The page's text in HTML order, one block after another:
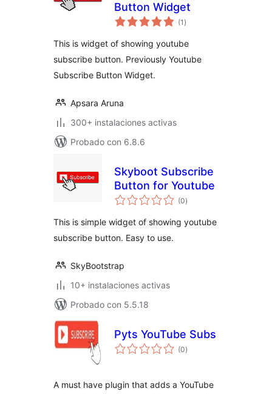
Button Widget
(1 total
de
)
This is widget of showing youtube
subscribe button. Previously Youtube
Subscribe Button Widget.
Apsara Aruna
300+ instalaciones activas
Probado con 6.8.6
Skyboot Subscribe
Button for Youtube
(0total
de
)
This is simple widget of showing youtube
subscribe button. Easy to use.
SkyBootstrap
10+ instalaciones activas
Probado con 5.5.18
Pyts YouTube Subs
(0total
de
)
A must have plugin that adds a YouTube